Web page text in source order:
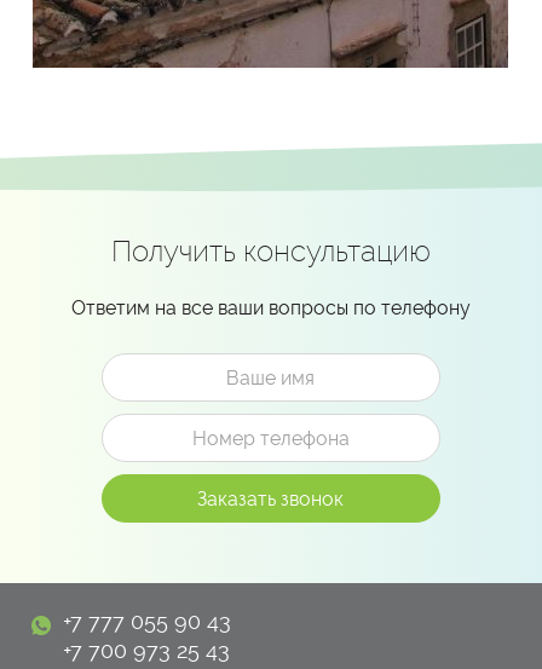
Получить консультацию
Ответим на все ваши вопросы по телефону
+7 777 055 90 43
+7 700 973 25 43